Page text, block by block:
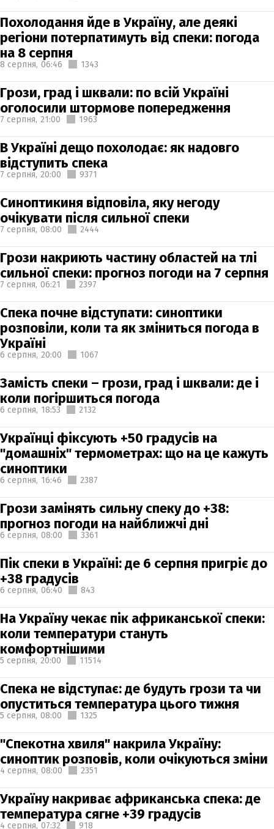
Похолодання йде в Україну, але деякі
регіони потерпатимуть від спеки: погода
на 8 серпня
8 серпня, 06:46 1343
Грози, град і шквали: по всій Україні
оголосили штормове попередження
7 серпня, 21:00 1963
В Україні дещо похолодає: як надовго
відступить спека
7 серпня, 20:00 9371
Синоптикиня відповіла, яку негоду
очікувати після сильної спеки
7 серпня, 08:00 2444
Грози накриють частину областей на тлі
сильної спеки: прогноз погоди на 7 серпня
7 серпня, 06:21 2397
Спека почне відступати: синоптики
розповіли, коли та як зміниться погода в
Україні
6 серпня, 20:00 1067
Замість спеки – грози, град і шквали: де і
коли погіршиться погода
6 серпня, 18:53 2132
Українці фіксують +50 градусів на
"домашніх" термометрах: що на це кажуть
синоптики
6 серпня, 16:46 2387
Грози замінять сильну спеку до +38:
прогноз погоди на найближчі дні
6 серпня, 08:00 3361
Пік спеки в Україні: де 6 серпня пригріє до
+38 градусів
6 серпня, 06:40 843
На Україну чекає пік африканської спеки:
коли температури стануть
комфортнішими
5 серпня, 20:00 11514
Спека не відступає: де будуть грози та чи
опуститься температура цього тижня
5 серпня, 08:00 1325
"Спекотна хвиля" накрила Україну:
синоптик розповів, коли очікуються зміни
4 серпня, 08:00 2351
Україну накриває африканська спека: де
температура сягне +39 градусів
4 серпня, 07:32 918